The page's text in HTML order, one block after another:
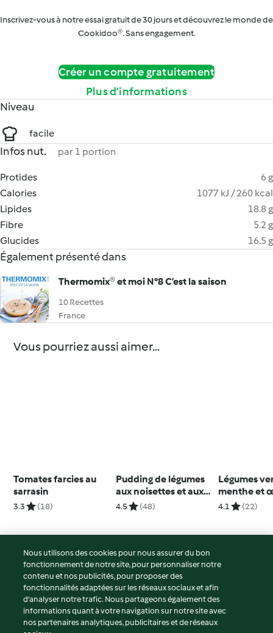
Inscrivez-vous à notre essai gratuit de 30 jours et découvrez le monde de
Cookidoo®. Sans engagement.
Créer un compte gratuitement
Plus d’informations
Niveau
facile
Infos nut. par 1 portion
Protides
6 g
Calories
1077 kJ / 260 kcal
Lipides
18.8 g
Fibre
5.2 g
Glucides
16.5 g
Également présenté dans
Thermomix® et moi N°8 C’est la saison
10 Recettes
France
Vous pourriez aussi aimer...
Tomates farcies au
sarrasin
3.3 (18)
Pudding de légumes
aux noisettes et aux
cranberries
4.5 (48)
Légumes
menthe et
mollets
4.1 (22)
© Copyright 2026
Conditions d'utilisation
Politique de confidentialité
Non-responsabilité
Nous utilisons des cookies pour nous assurer du bon
fonctionnement de notre site, pour personnaliser notre
contenu et nos publicités, pour proposer des
fonctionnalités adaptées sur les réseaux sociaux et afin
d’analyser notre trafic. Nous partageons également des
informations quant à votre navigation sur notre site avec
nos partenaires analytiques, publicitaires et de réseaux